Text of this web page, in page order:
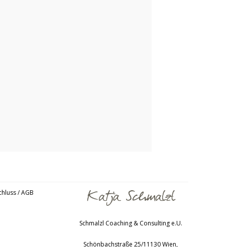
/ AGB
Schmalzl Coaching & Consulting e.U.
Schönbachstraße 25/1 1130Wien,